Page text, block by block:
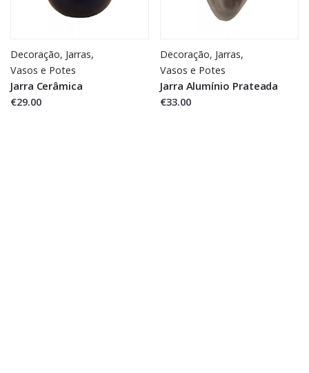
Decoração, Jarras,
Vasos e Potes
Jarra Cerâmica
€29.00
Decoração, Jarras,
Vasos e Potes
Jarra Alumínio Prateada
€33.00